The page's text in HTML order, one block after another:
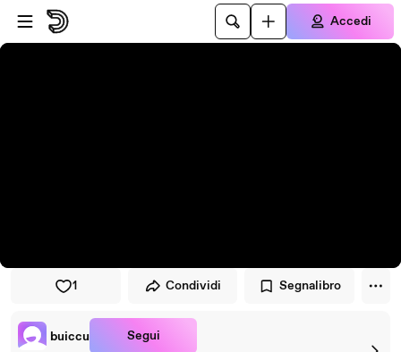
Vai al lettore
Passa al contenuto principale
Accedi
1 Condividi Segnalibro
buiccu Segui